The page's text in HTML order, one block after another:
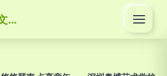
玉美（北京）国际文化传媒有限公司